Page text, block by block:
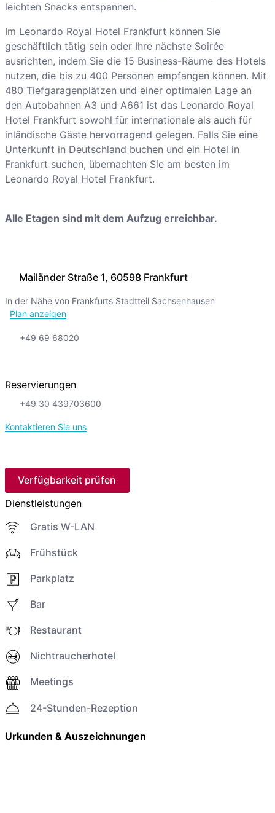
Mailänder Straße 1, 60598 Frankfurt
In der Nähe von Frankfurts Stadtteil Sachsenhausen
Plan anzeigen
+49 69 68020
Reservierungen
+49 30 439703600
Kontaktieren Sie uns
Verfügbarkeit prüfen
Dienstleistungen
Gratis W-LAN
Frühstück
Parkplatz
Bar
Restaurant
Nichtraucherhotel
Meetings
24-Stunden-Rezeption
Urkunden & Auszeichnungen
leichten Snacks entspannen.
Im Leonardo Royal Hotel Frankfurt können Sie
geschäftlich tätig sein oder Ihre nächste Soirée
ausrichten, indem Sie die 15 Business-Räume des Hotels
nutzen, die bis zu 400 Personen empfangen können. Mit
480 Tiefgaragenplätzen und einer optimalen Lage an
den Autobahnen A3 und A661 ist das Leonardo Royal
Hotel Frankfurt sowohl für internationale als auch für
inländische Gäste hervorragend gelegen. Falls Sie eine
Unterkunft in Deutschland buchen und ein Hotel in
Frankfurt suchen, übernachten Sie am besten im
Leonardo Royal Hotel Frankfurt.
Alle Etagen sind mit dem Aufzug erreichbar.